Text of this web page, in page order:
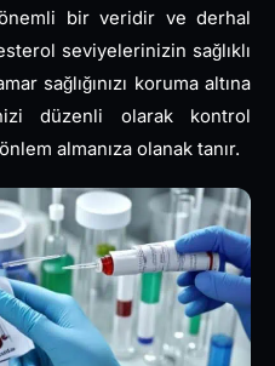
bir veridir ve derhal
seviyelerinizin sağlıklı
sağlığınızı koruma altına
düzenli olarak kontrol
almanıza olanak tanır.